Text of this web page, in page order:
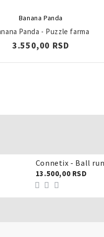
Banana Panda
Panda - Puzzle farma
3.550,00 RSD
13.500,00 RSD